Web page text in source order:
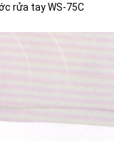
rửa tay WS-75C